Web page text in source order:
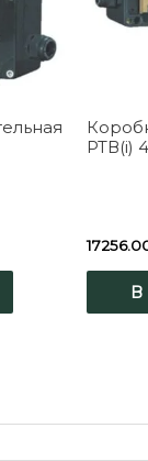
РТВ(i)
В